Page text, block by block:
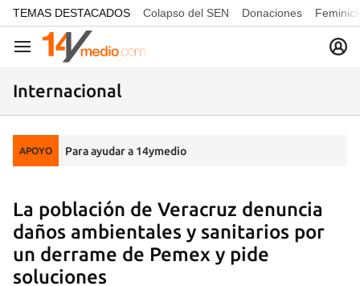
common.go-to-content
TEMAS DESTACADOS Colapso del SEN Donaciones
Navegación
Internacional
APOYO Para ayudar a 14ymedio
La población de Veracruz denuncia
daños ambientales y sanitarios por
un derrame de Pemex y pide
soluciones